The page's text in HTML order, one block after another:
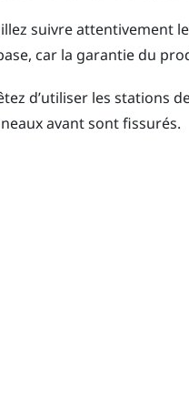
suivre attentivement
car la garantie du
d’utiliser les stations
avant sont fissurés.